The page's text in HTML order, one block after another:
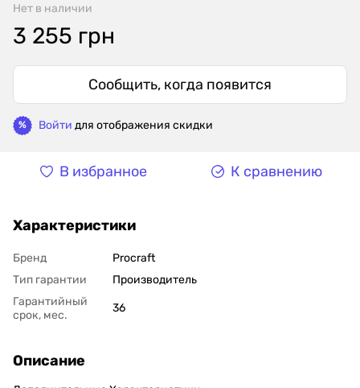
Нет в наличии
3 255 грн
Сообщить, когда появится
% Войти для отображения скидки
В избранное К сравнению
Характеристики
Бренд
Procraft
Тип гарантии
Производитель
Гарантийный
срок, мес.
36
Описание